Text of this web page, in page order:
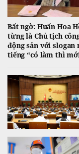
Bất ngờ: Huấn Hoa
từng là Chủ tịch
động sản với slogan
tiếng “có làm thì